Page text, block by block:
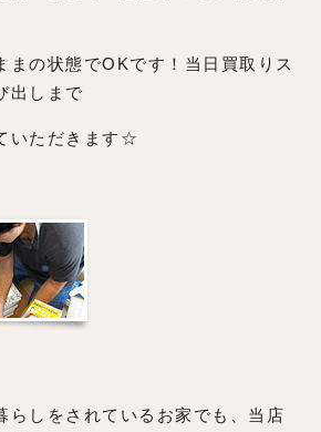
まの状態でOKです！当日買取りス
出しまで
いただきます☆
らしをされているお家でも、当店